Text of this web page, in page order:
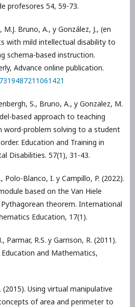
profesores 54, 59-73.
Bruno, A., y González, J., (en
with mild intellectual disability to
schema-based instruction.
Advance online publication.
S., Bruno, A., y Gonzalez, M.
based approach to teaching
word-problem solving to a student
Education and Training in
Disabilities. 57(1), 31-43.
Polo-Blanco, I. y Campillo, P. (2022).
based on the Van Hiele
theorem. International
Education, 17(1).
Parmar, R.S. y Garrison, R. (2011).
Education and Mathematics,
(2015). Using virtual manipulative
of area and perimeter to